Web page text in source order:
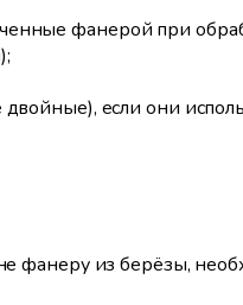
фанерой при
если они
фанеру из берёзы,